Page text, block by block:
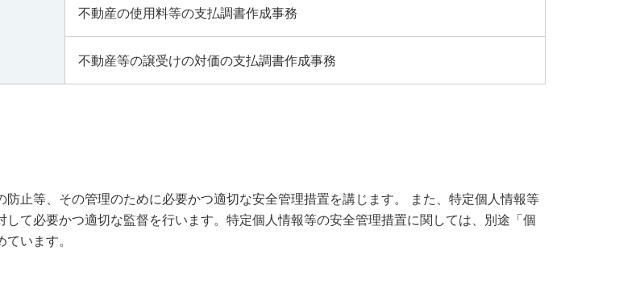
不動産の使用料等の支払調書作成事務
不動産等の譲受けの対価の支払調書作成事務
止等、その管理のために必要かつ適切な安全管理措置を講じます。 また、特定個人情報等
て必要かつ適切な監督を行います。特定個人情報等の安全管理措置に関しては、別途「個
います。